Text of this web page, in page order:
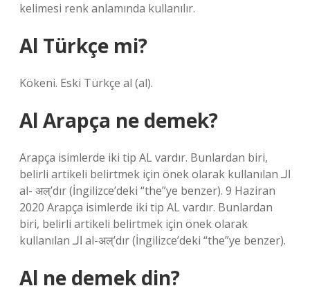
kelimesi renk anlamında kullanılır.
Al Türkçe mi?
Kökeni. Eski Türkçe al‎ (al).
Al Arapça ne demek?
Arapça isimlerde iki tip AL vardır. Bunlardan biri,
belirli artikeli belirtmek için önek olarak kullanılan الـ
al- अल्’dır (İngilizce’deki “the”ye benzer). 9 Haziran
2020 Arapça isimlerde iki tip AL vardır. Bunlardan
biri, belirli artikeli belirtmek için önek olarak
kullanılan الـ al-अल्’dır (İngilizce’deki “the”ye benzer).
Al ne demek din?